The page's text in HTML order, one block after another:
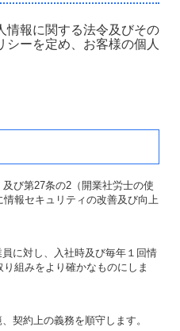
情報に関する法令及びその
シーを定め、お客様の個人
及び第27条の2 （開業社労士の使
報セキュリティの改善及び向上
に対し、入社時及び毎年１回情
組みをより確かなものにしま
契約上の義務を順守します。